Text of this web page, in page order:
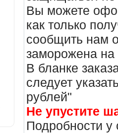
Вы можете
как только
сообщить нам
заморожена
В бланке
следует
рублей"
Не упустите
Подробности